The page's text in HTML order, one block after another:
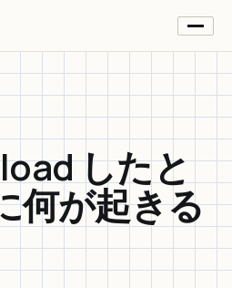
したと
何が起きる